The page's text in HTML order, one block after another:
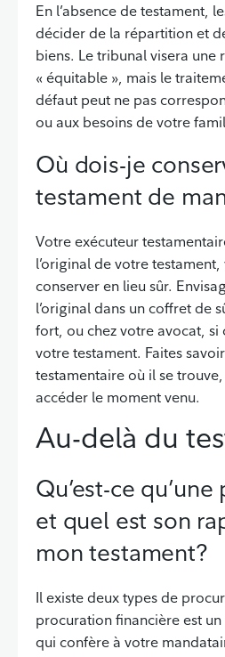
En l’absence de testament,
décider de la répartition et
biens. Le tribunal visera une
« équitable », mais le
défaut peut ne pas
ou aux besoins de votre
Où dois-je
testament de
Votre exécuteur
l’original de votre
conserver en lieu sûr.
l’original dans un coffret de
fort, ou chez votre avocat, si
votre testament. Faites
testamentaire où il se trouve,
accéder le moment venu.
Au-delà du
Qu’est-ce
et quel est son
mon testament?
Il existe deux types de
procuration financière est
qui confère à votre